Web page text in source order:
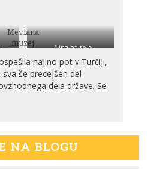
Mevlana
muzej
… Nina pa tole.
najino pot v Turčiji,
sva še precejšen del
dela države. Se
NA BLOGU